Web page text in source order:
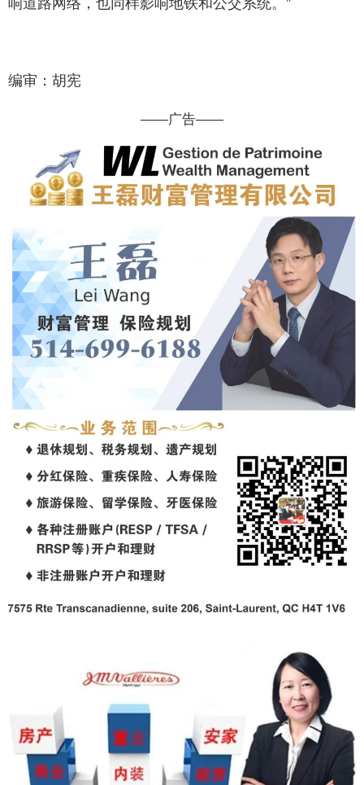
编审：胡宪
——广告——